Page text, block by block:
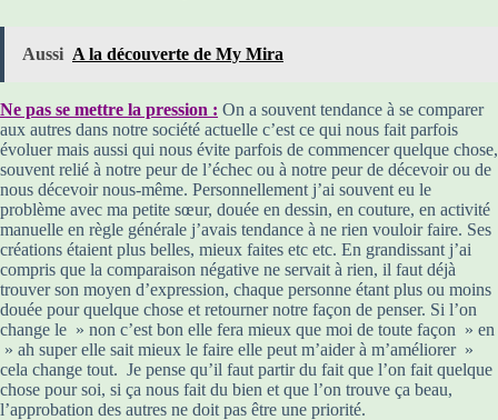
Aussi A la découverte de My Mira
Ne pas se mettre la pression : On a souvent tendance à se comparer
aux autres dans notre société actuelle c’est ce qui nous fait parfois
évoluer mais aussi qui nous évite parfois de commencer quelque chose,
souvent relié à notre peur de l’échec ou à notre peur de décevoir ou de
nous décevoir nous-même. Personnellement j’ai souvent eu le
problème avec ma petite sœur, douée en dessin, en couture, en activité
manuelle en règle générale j’avais tendance à ne rien vouloir faire. Ses
créations étaient plus belles, mieux faites etc etc. En grandissant j’ai
compris que la comparaison négative ne servait à rien, il faut déjà
trouver son moyen d’expression, chaque personne étant plus ou moins
douée pour quelque chose et retourner notre façon de penser. Si l’on
change le » non c’est bon elle fera mieux que moi de toute façon » en
» ah super elle sait mieux le faire elle peut m’aider à m’améliorer »
cela change tout. Je pense qu’il faut partir du fait que l’on fait quelque
chose pour soi, si ça nous fait du bien et que l’on trouve ça beau,
l’approbation des autres ne doit pas être une priorité.